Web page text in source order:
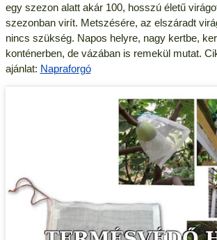
egy szezon alatt akár 100, hosszú életű
szezonban virít. Metszésére, az elszáradt
nincs szükség. Napos helyre, nagy kertbe,
konténerben, de vázában is remekül mutat.
ajánlat: Napraforgó